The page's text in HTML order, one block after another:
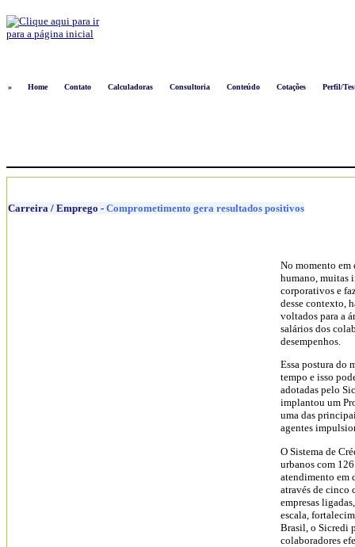
»
Home Contato Calculadoras Consultoria Conteúdo Cotações Perfil/
Carreira / Emprego - Comprometimento gera resultados positivos
No momento em
humano, muitas
corporativos e
desse contexto,
voltados para a
salários dos
desempenhos.
Essa postura do
tempo e isso
adotadas pelo
implantou um
uma das
agentes
O Sistema de
urbanos com
atendimento em
através de cinco
empresas
escala,
Brasil, o Sicredi
colaboradores